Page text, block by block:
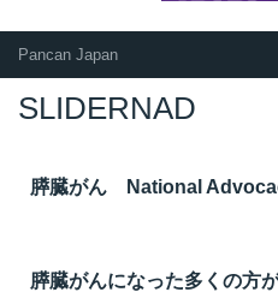
Pancan Japan
SLIDERNAD
膵臓がん National
膵臓がんになった多くの方